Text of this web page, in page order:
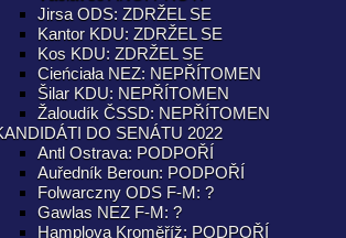
Jirsa ODS: ZDRŽEL SE
Kantor KDU: ZDRŽEL SE
Kos KDU: ZDRŽEL SE
Cieńciała NEZ: NEPŘÍTOMEN
Šilar KDU: NEPŘÍTOMEN
Žaloudík ČSSD: NEPŘÍTOMEN
DO SENÁTU 2022
Antl Ostrava: PODPOŘÍ
Auředník Beroun: PODPOŘÍ
Folwarczny ODS F-M: ?
Gawlas NEZ F-M: ?
Hamplova Kroměříž: PODPOŘÍ